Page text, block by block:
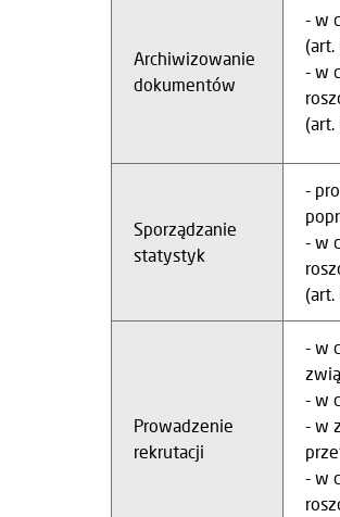
Archiwizowanie
dokumentów
- w
(art.
- w
(art.
Sporządzanie
statystyk
-
- w
(art.
Prowadzenie
rekrutacji
- w
- w
- w
- w